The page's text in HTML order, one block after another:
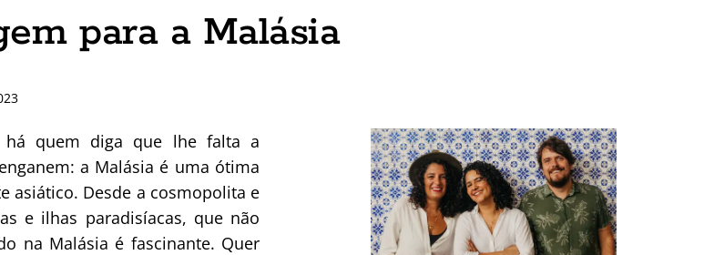
para a Malásia
quem diga que lhe falta a
a Malásia é uma ótima
asiático. Desde a cosmopolita e
e ilhas paradisíacas, que não
na Malásia é fascinante. Quer